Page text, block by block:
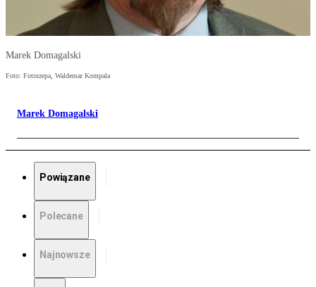
Marek Domagalski
Foto: Fotorzepa, Waldemar Kompala
Marek Domagalski
Powiązane
Polecane
Najnowsze